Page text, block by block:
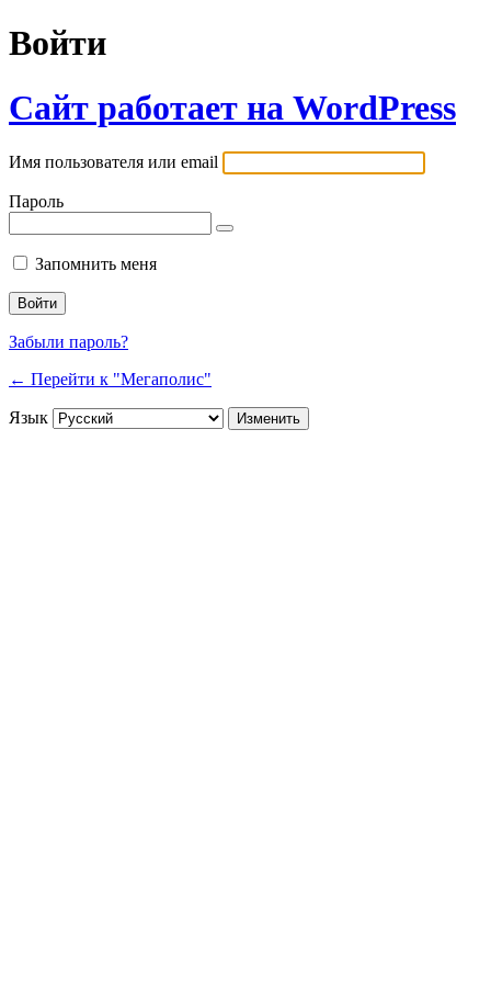
Войти
Сайт работает на WordPress
Имя пользователя или email
Пароль
Запомнить меня
Забыли пароль?
← Перейти к "Мегаполис"
Язык